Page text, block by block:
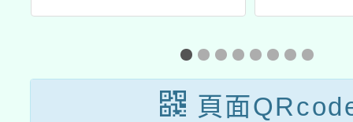
出大能力】公視
遊樂派對
年度
雙語
訓工
頁面